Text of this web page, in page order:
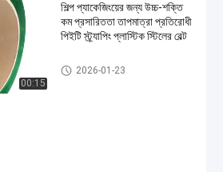
00:15
শিল্প প্যাকেজিংয়ের জন্য উচ্চ-শক্তি
কম প্রসারিততা তাপমাত্রা প্রতিরোধী
পিইটি স্ট্র্যাপিং প্লাস্টিক স্টিলের বেল্ট
2026-01-23